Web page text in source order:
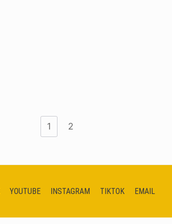
1 2
YOUTUBE INSTAGRAM TIKTOK EMAIL